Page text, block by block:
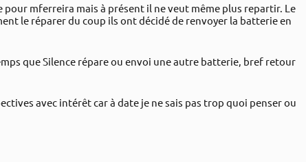
mferreira mais à présent il ne veut même plus repartir. Le
le réparer du coup ils ont décidé de renvoyer la batterie en
que Silence répare ou envoi une autre batterie, bref retour
avec intérêt car à date je ne sais pas trop quoi penser ou